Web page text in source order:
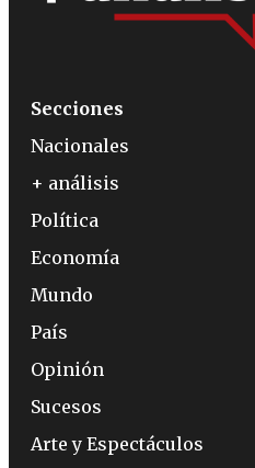
Secciones
Nacionales
+ análisis
Política
Economía
Mundo
País
Opinión
Sucesos
Arte y Espectáculos